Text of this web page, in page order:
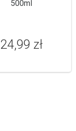
500ml
24,99 zł